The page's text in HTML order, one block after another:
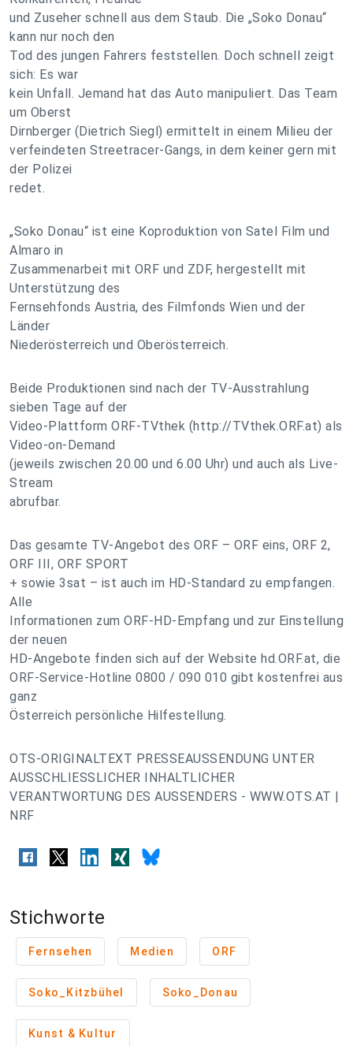
und Zuseher schnell aus dem Staub. Die „Soko Donau“
kann nur noch den
Tod des jungen Fahrers feststellen. Doch schnell zeigt
sich: Es war
kein Unfall. Jemand hat das Auto manipuliert. Das Team
um Oberst
Dirnberger (Dietrich Siegl) ermittelt in einem Milieu der
verfeindeten Streetracer-Gangs, in dem keiner gern mit
der Polizei
redet.
„Soko Donau“ ist eine Koproduktion von Satel Film und
Almaro in
Zusammenarbeit mit ORF und ZDF, hergestellt mit
Unterstützung des
Fernsehfonds Austria, des Filmfonds Wien und der
Länder
Niederösterreich und Oberösterreich.
Beide Produktionen sind nach der TV-Ausstrahlung
sieben Tage auf der
Video-Plattform ORF-TVthek (http://TVthek.ORF.at) als
Video-on-Demand
(jeweils zwischen 20.00 und 6.00 Uhr) und auch als Live-
Stream
abrufbar.
Das gesamte TV-Angebot des ORF – ORF eins, ORF 2,
ORF III, ORF SPORT
+ sowie 3sat – ist auch im HD-Standard zu empfangen.
Alle
Informationen zum ORF-HD-Empfang und zur Einstellung
der neuen
HD-Angebote finden sich auf der Website hd.ORF.at, die
ORF-Service-Hotline 0800 / 090 010 gibt kostenfrei aus
ganz
Österreich persönliche Hilfestellung.
OTS-ORIGINALTEXT PRESSEAUSSENDUNG UNTER
AUSSCHLIESSLICHER INHALTLICHER
VERANTWORTUNG DES AUSSENDERS - WWW.OTS.AT |
NRF
Stichworte
Fernsehen Medien ORF
Soko_Kitzbühel Soko_Donau
Kunst & Kultur